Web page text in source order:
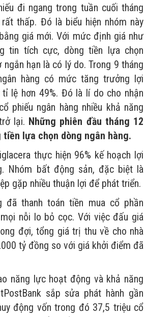
đi ngang trong tuần cuối tháng
thấp. Đó là biểu hiện nhóm này
giá mới. Với mức định giá như
tin tích cực, dòng tiền lựa chọn
hạn là có lý do. Trong 9 tháng
hàng có mức tăng trưởng lợi
lệ hơn 49%. Đó là lí do cho nhận
phiếu ngân hàng nhiều khả năng
lại. Những phiên đầu tháng 12
lựa chọn dòng ngân hàng.
thực hiện 96% kế hoạch lợi
Nhóm bất động sản, đặc biệt là
gặp nhiều thuận lợi để phát triển.
đã thanh toán tiền mua cổ phần
nỗi lo bỏ cọc. Với việc đấu giá
đợi, tổng giá trị thu về cho nhà
tỷ đồng so với giá khởi điểm đã
năng lực hoạt động và khả năng
sắp sửa phát hành gần
động vốn trong đó 37,5 triệu cổ